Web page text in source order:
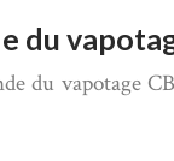
du
du vapotage